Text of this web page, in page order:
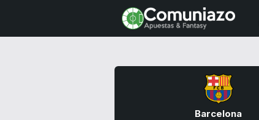
Barcelona